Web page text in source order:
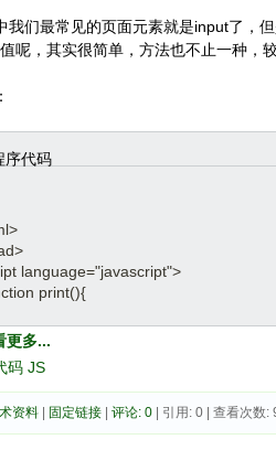
我们最常见的页面元素就是input了，
呢，其实很简单，方法也不止一种，
序代码
language="javascript">
print(){
更多...
码 JS
资料| 固定链接| 评论: 0| 引用: 0 | 查看次数: